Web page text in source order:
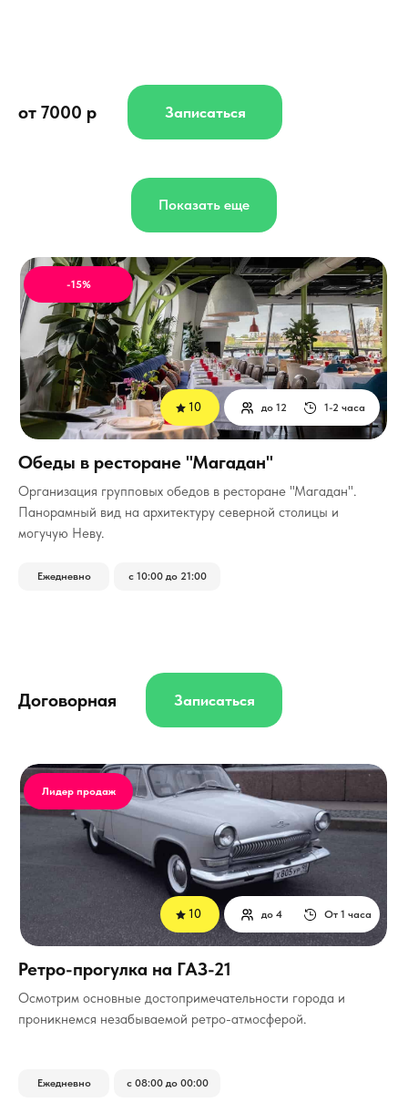
от 7000 р Записаться
Показать еще
Организация групповых обедов в ресторане "Магадан".
Панорамный вид на архитектуру северной столицы и
могучую Неву.
Договорная
1-2 часа
до 12
Ежедневно с 10:00 до 21:00
-15%
Записаться
Обеды в ресторане "Магадан"
10
Осмотрим основные достопримечательности города и
проникнемся незабываемой ретро-атмосферой.
От 1 часа
до 4
Ежедневно с 08:00 до 00:00
Лидер продаж
Ретро-прогулка на ГАЗ-21
10